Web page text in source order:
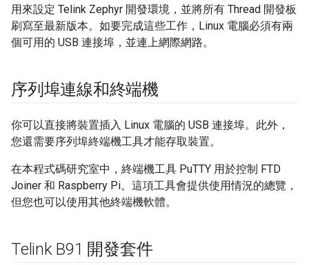
用來設定 Telink Zephyr 開發環境，並將所有 Thread 開發板
刷寫至最新版本。如要完成這些工作，Linux 電腦必須有兩
個可用的 USB 連接埠，並連上網際網路。
序列埠連線和終端機
你可以直接將裝置插入 Linux 電腦的 USB 連接埠。此外，
您還需要序列埠終端機工具才能存取裝置。
在本程式碼研究室中，終端機工具 PuTTY 用於控制 FTD
Joiner 和 Raspberry Pi。這項工具會提供使用情況的總覽，
但您也可以使用其他終端機軟體。
Telink B91 開發套件